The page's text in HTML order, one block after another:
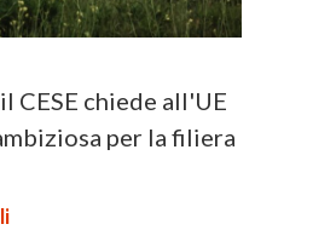
CESE chiede all'UE
per la filiera